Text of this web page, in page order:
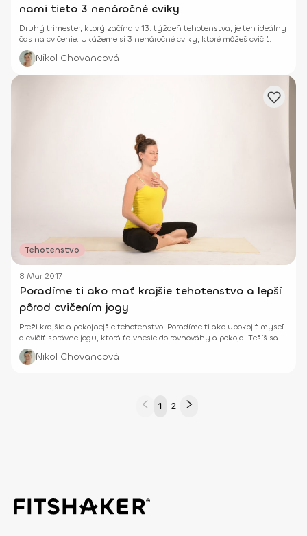
nami tieto 3 nenáročné cviky
Druhý trimester, ktorý začína v 13. týždeň tehotenstva, je ten ideálny
čas na cvičenie. Ukážeme si 3 nenáročné cviky, ktoré môžeš cvičiť.
Nikol Chovancová
Tehotenstvo
8 Mar 2017
Poradíme ti ako mať krajšie tehotenstvo a lepší
pôrod cvičením jogy
Preži krajšie a pokojnejšie tehotenstvo. Poradíme ti ako upokojiť myseľ
a cvičiť správne jogu, ktorá ťa vnesie do rovnováhy a pokoja. Tešíš sa
už na to? :-)
Nikol Chovancová
1 2